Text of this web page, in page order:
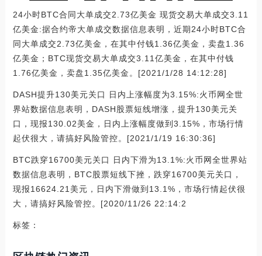
24小时BTC合同大单成交2.73亿美金 现货交易大单成交3.11
亿美金:据合约帝大单成交数据信息表明，近期24小时BTC合
同大单成交2.73亿美金，在其中付钱1.36亿美金，卖盘1.36
亿美金；BTC现货交易大单成交3.11亿美金，在其中付钱
1.76亿美金，卖盘1.35亿美金。[2021/1/28 14:12:28]
DASH提升130美元关口 日内上涨幅度为3.15%:火币网全世
界站数据信息表明，DASH股票短线增涨，提升130美元关
口，现报130.02美金，日内上涨幅度做到3.15%，市场行情
起伏很大，请搞好风险管控。[2021/1/19 16:30:36]
BTC跌穿16700美元关口 日内下滑为13.1%:火币网全世界站
数据信息表明，BTC股票短线下挫，跌穿16700美元关口，
现报16624.21美元，日内下滑做到13.1%，市场行情起伏很
大，请搞好风险管控。[2020/11/26 22:14:2
标签：